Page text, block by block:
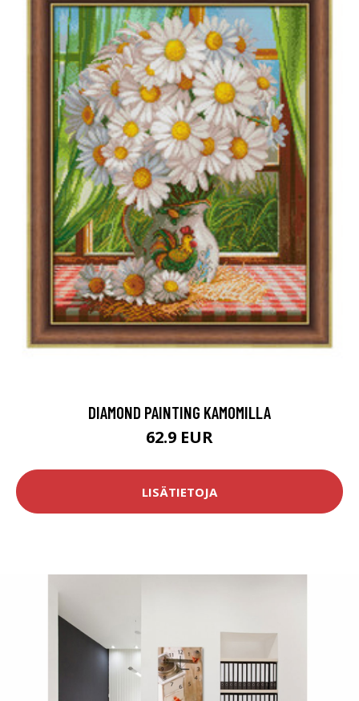
DIAMOND PAINTING KAMOMILLA
62.9 EUR
LISÄTIETOJA